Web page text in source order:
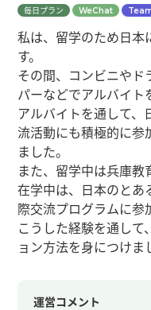
毎日プラン WeChat
私は、留学のため日本
す。
その間、コンビニやド
パーなどでアルバイト
アルバイトを通して
流活動にも積極的に参
ました。
また、留学中は兵庫教
在学中は、日本のとあ
際交流プログラムに参
こうした経験を通し
ョン方法を身につけま
運営コメント